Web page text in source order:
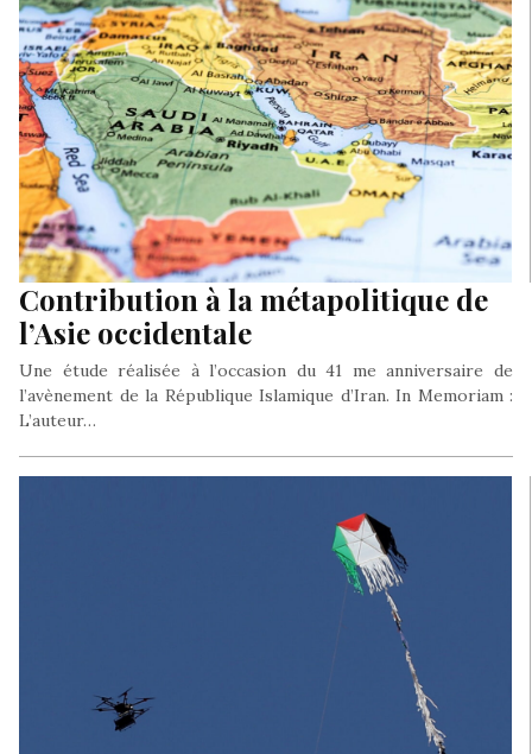
Contribution à la métapolitique de
l’Asie occidentale
Une étude réalisée à l’occasion du 41 me anniversaire de
l’avènement de la République Islamique d’Iran. In Memoriam :
L’auteur…